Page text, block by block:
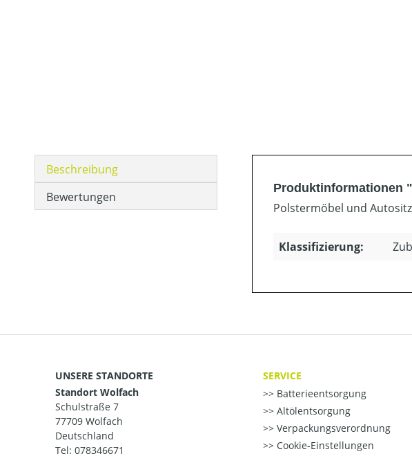
Beschreibung
Bewertungen
Produktinformationen
Polstermöbel und
Klassifizierung:
UNSERE STANDORTE
Standort Wolfach
Schulstraße 7
77709 Wolfach
Deutschland
Tel: 078346671
SERVICE
Batterieentsorgung
Altölentsorgung
Verpackungsverordnung
Cookie-Einstellungen